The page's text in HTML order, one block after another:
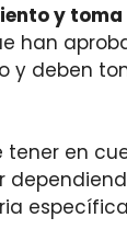
y toma
han
y deben
tener en